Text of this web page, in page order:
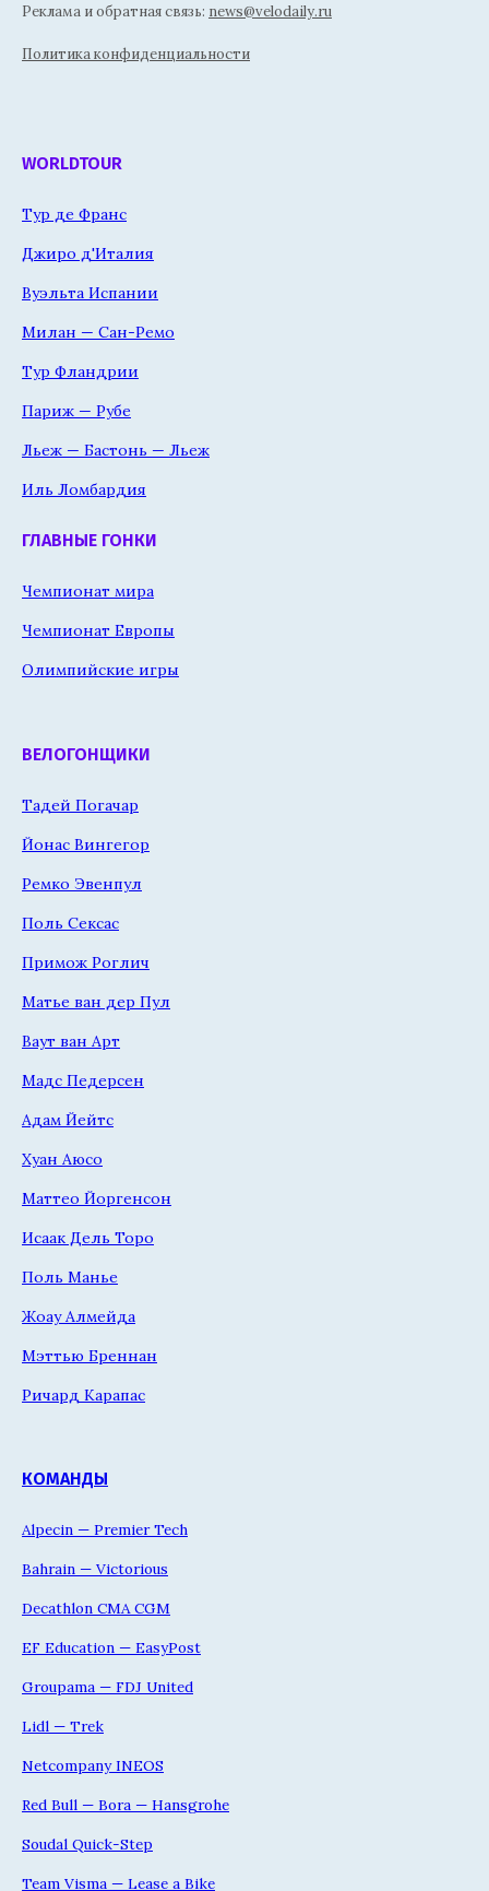
Реклама и обратная связь: news@velodaily.ru
Политика конфиденциальности
WORLDTOUR
Тур де Франс
Джиро д'Италия
Вуэльта Испании
Милан — Сан-Ремо
Тур Фландрии
Париж — Рубе
Льеж — Бастонь — Льеж
Иль Ломбардия
ГЛАВНЫЕ ГОНКИ
Чемпионат мира
Чемпионат Европы
Олимпийские игры
ВЕЛОГОНЩИКИ
Тадей Погачар
Йонас Вингегор
Ремко Эвенпул
Поль Сексас
Примож Роглич
Матье ван дер Пул
Ваут ван Арт
Мадс Педерсен
Адам Йейтс
Хуан Аюсо
Маттео Йоргенсон
Исаак Дель Торо
Поль Манье
Жоау Алмейда
Мэттью Бреннан
Ричард Карапас
КОМАНДЫ
Alpecin — Premier Tech
Bahrain — Victorious
Decathlon CMA CGM
EF Education — EasyPost
Groupama — FDJ United
Lidl — Trek
Netcompany INEOS
Red Bull — Bora — Hansgrohe
Soudal Quick-Step
Team Visma — Lease a Bike